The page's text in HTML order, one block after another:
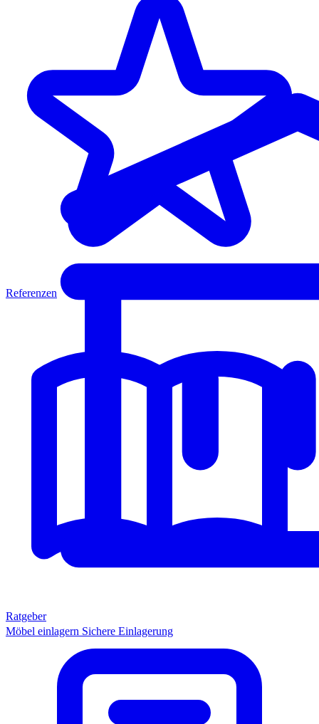
Möbel einlagern Sichere Einlagerung
Referenzen
Ratgeber